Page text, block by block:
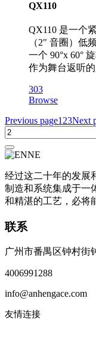
QX110
QX110 是一个
（2" 音圈）低
一个 90°x 60°
作为舞台返听的
303
Browse
Previous page1 23Next
经过这二十年的发展
制造和系统集成于一
和精湛的工艺，必将
联系
广州市番禺区钟村街
4006991288
info@anhengace.com
友情连接